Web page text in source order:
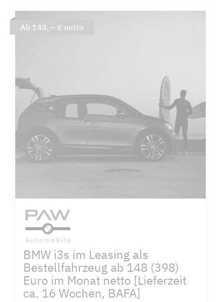
BMW i3s im Leasing als
Bestellfahrzeug ab 148 (398)
Euro im Monat netto [Lieferzeit
ca. 16 Wochen, BAFA]
Ab 148,-- € netto